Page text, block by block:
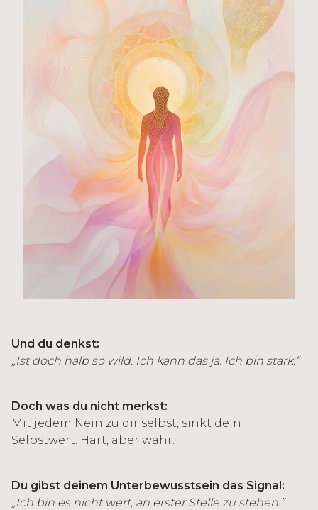
Und du denkst:
„Ist doch halb so wild. Ich kann das ja. Ich bin stark.“
Doch was du nicht merkst:
Mit jedem Nein zu dir selbst, sinkt dein
Selbstwert. Hart, aber wahr.
Du gibst deinem Unterbewusstsein das Signal:
„Ich bin es nicht wert, an erster Stelle zu stehen.”